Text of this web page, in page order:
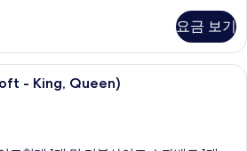
요금 보기
디럭스 콘도, 침실 1개 (Loft - King,
- King, Queen)